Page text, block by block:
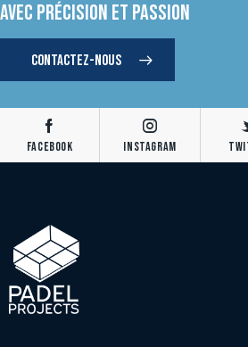
AVEC PRÉCISION ET PASSION
CONTACTEZ-NOUS
Facebook Instagram